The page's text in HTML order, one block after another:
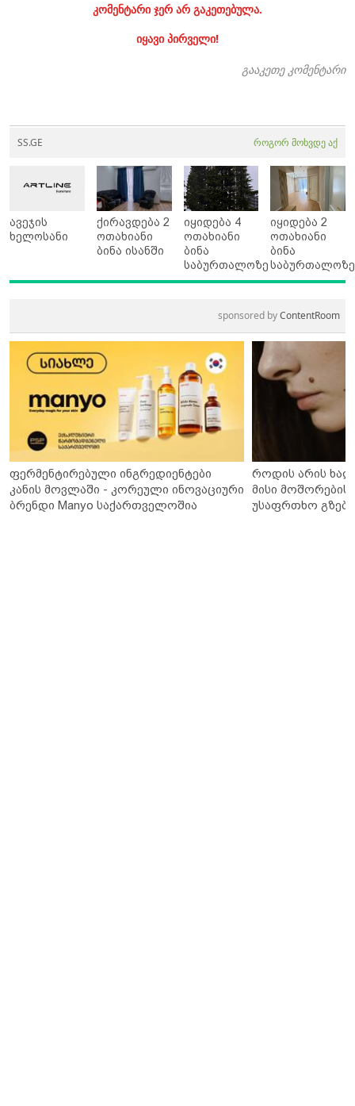
კომენტარი ჯერ არ გაკეთებულა.
იყავი პირველი!
გააკეთე კომენტარი
SS.GE როგორ მოხვდე აქ
ავეჯის
ხელოსანი
ქირავდება 2
ოთახიანი
ბინა ისანში
იყიდება 4
ოთახიანი
ბინა
საბურთალოზე
იყიდება 2
ოთახიანი
ბინა
საბურთალოზე
sponsored byContentRoom
ფერმენტირებული ინგრედიენტები
კანის მოვლაში - კორეული ინოვაციური
ბრენდი Manyo საქართველოშია
როდის არის
მისი მოშორების
უსაფრთხო გზები